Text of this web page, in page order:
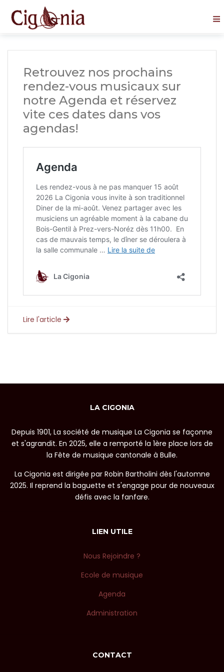
Retrouvez nos prochains
rendez-vous musicaux sur
notre Agenda et réservez
vite ces dates dans vos
agendas!
Lire l'article
LA CIGONIA
Depuis 1901, La société de musique La Cigonia se façonne
et s'agrandit. En 2025, elle a remporté la 1ère place lors de
la Fête de musique cantonale à Bulle.
La Cigonia est dirigée par Robin Bartholini dès l'automne
2025. Il reprend la baguette et s'engage pour de nouveaux
défis avec la fanfare.
LIEN UTILE
Nous Rejoindre ?
Ecole de musique
Agenda
Administration
CONTACT